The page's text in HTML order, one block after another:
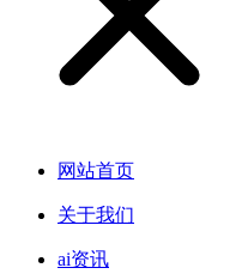
网站首页
关于我们
ai资讯